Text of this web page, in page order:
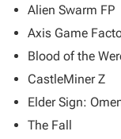
Alien Swarm FP
Axis Game
Blood of the
CastleMiner Z
Elder Sign:
The Fall